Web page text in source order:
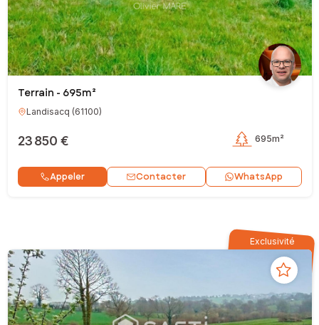
Terrain - 695m²
Landisacq (61100)
23 850 € 695m²
Appeler Contacter WhatsApp
Exclusivité